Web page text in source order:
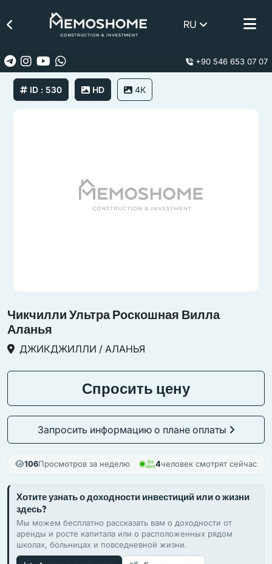
RU
+90 546 653 07 07
ID : 530 HD 4К
Чикчилли Ультра Роскошная Вилла
Аланья
ДЖИКДЖИЛЛИ / АЛАНЬЯ
Спросить цену
Запросить информацию о плане оплаты
106Просмотров за неделю 4человек смотрят сейчас
Хотите узнать о доходности инвестиций или о жизни
здесь?
Мы можем бесплатно рассказать вам о доходности от
аренды и росте капитала или о расположенных рядом
школах, больницах и повседневной жизни.